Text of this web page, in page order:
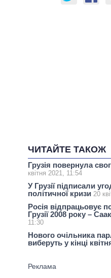
ЧИТАЙТЕ ТАКОЖ
Грузія повернула
квітня 2021, 11:54
У Грузії підписали
політичної кризи 20
Росія відпрацьовує
Грузії 2008 року –
11:30
Нового очільника
виберуть у кінці